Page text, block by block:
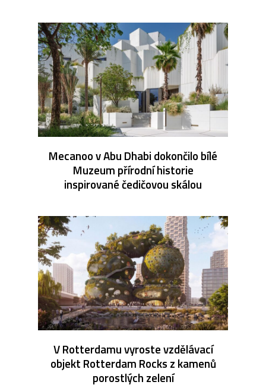
Mecanoo v Abu Dhabi dokončilo bílé
Muzeum přírodní historie
inspirované čedičovou skálou
V Rotterdamu vyroste vzdělávací
objekt Rotterdam Rocks z kamenů
porostlých zelení